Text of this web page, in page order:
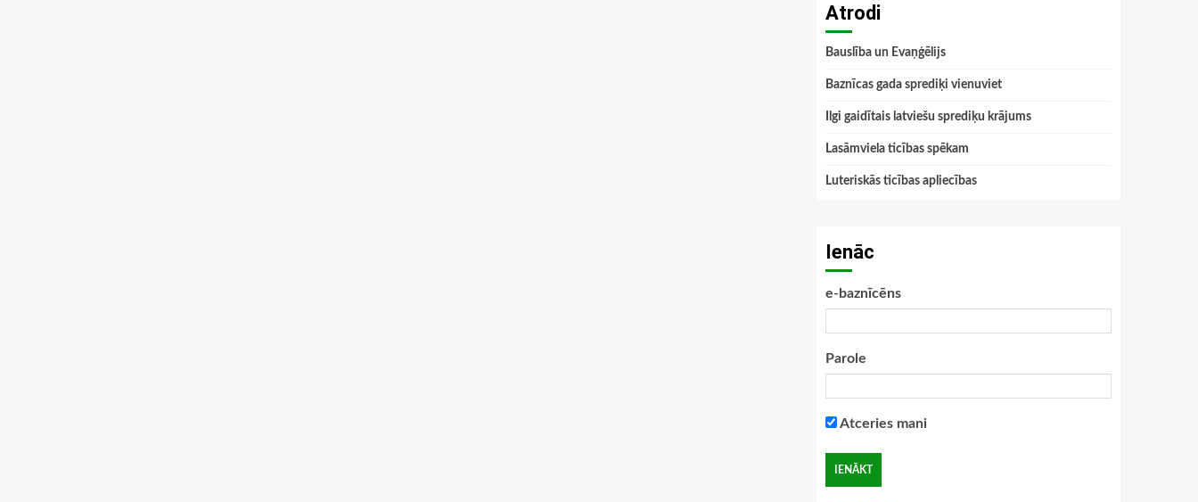
Atrodi
Bauslība un Evaņģēlijs
Baznīcas gada sprediķi vienuviet
Ilgi gaidītais latviešu sprediķu krājums
Lasāmviela ticības spēkam
Luteriskās ticības apliecības
Ienāc
e-baznīcēns
Parole
Atceries mani